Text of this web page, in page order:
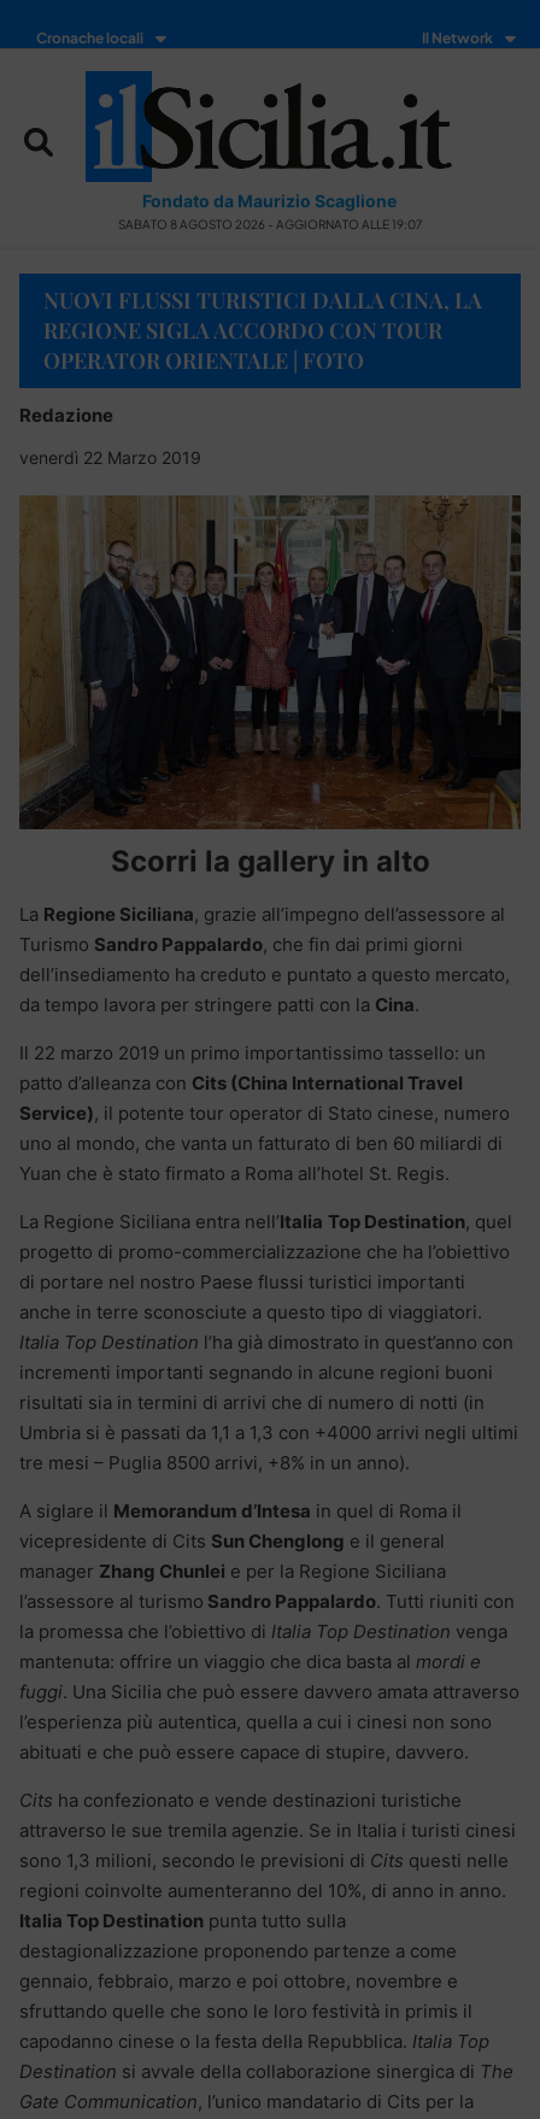
Cronache locali Il Network
Fondato da Maurizio Scaglione
SABATO 8 AGOSTO 2026 - AGGIORNATO ALLE 19:07
NUOVI FLUSSI TURISTICI DALLA CINA, LA
REGIONE SIGLA ACCORDO CON TOUR
OPERATOR ORIENTALE | FOTO
Redazione
venerdì 22 Marzo 2019
Scorri la gallery in alto
La Regione Siciliana, grazie all’impegno dell’assessore al
Turismo Sandro Pappalardo, che fin dai primi giorni
dell’insediamento ha creduto e puntato a questo mercato,
da tempo lavora per stringere patti con la Cina.
Il 22 marzo 2019 un primo importantissimo tassello: un
patto d’alleanza con Cits (China International Travel
Service), il potente tour operator di Stato cinese, numero
uno al mondo, che vanta un fatturato di ben 60 miliardi di
Yuan che è stato firmato a Roma all’hotel St. Regis.
La Regione Siciliana entra nell’Italia Top Destination, quel
progetto di promo-commercializzazione che ha l’obiettivo
di portare nel nostro Paese flussi turistici importanti
anche in terre sconosciute a questo tipo di viaggiatori.
Italia Top Destination l’ha già dimostrato in quest’anno con
incrementi importanti segnando in alcune regioni buoni
risultati sia in termini di arrivi che di numero di notti (in
Umbria si è passati da 1,1 a 1,3 con +4000 arrivi negli ultimi
tre mesi – Puglia 8500 arrivi, +8% in un anno).
A siglare il Memorandum d’Intesa in quel di Roma il
vicepresidente di Cits Sun Chenglong e il general
manager Zhang Chunlei e per la Regione Siciliana
l’assessore al turismo Sandro Pappalardo. Tutti riuniti con
la promessa che l’obiettivo di Italia Top Destination venga
mantenuta: offrire un viaggio che dica basta al mordi e
fuggi. Una Sicilia che può essere davvero amata attraverso
l’esperienza più autentica, quella a cui i cinesi non sono
abituati e che può essere capace di stupire, davvero.
Cits ha confezionato e vende destinazioni turistiche
attraverso le sue tremila agenzie. Se in Italia i turisti cinesi
sono 1,3 milioni, secondo le previsioni di Cits questi nelle
regioni coinvolte aumenteranno del 10%, di anno in anno.
Italia Top Destination punta tutto sulla
destagionalizzazione proponendo partenze a come
gennaio, febbraio, marzo e poi ottobre, novembre e
sfruttando quelle che sono le loro festività in primis il
capodanno cinese o la festa della Repubblica. Italia Top
Destination si avvale della collaborazione sinergica di The
Gate Communication, l’unico mandatario di Cits per la